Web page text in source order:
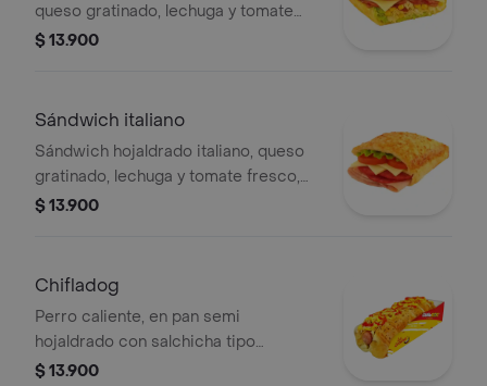
queso gratinado, lechuga y tomate
fresco, acompañado de salsa de ajo o
$ 13.900
Sándwich italiano
Sándwich hojaldrado italiano, queso
gratinado, lechuga y tomate fresco,
acompañado de salsa de ajo o rosada
$ 13.900
Chifladog
Perro caliente, en pan semi
hojaldrado con salchicha tipo
americana, acompañado de
$ 13.900